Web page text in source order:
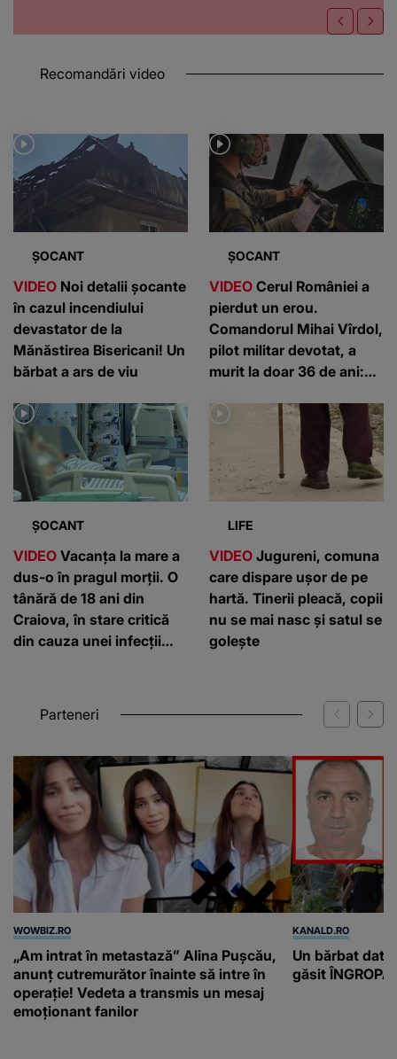
Recomandări video
ȘOCANT
VIDEO Noi detalii șocante
în cazul incendiului
devastator de la
Mănăstirea Bisericani! Un
bărbat a ars de viu
ȘOCANT
VIDEO Cerul României a
pierdut un erou.
Comandorul Mihai Vîrdol,
pilot militar devotat, a
murit la doar 36 de ani:
ȘOCANT
VIDEO Vacanța la mare a
dus-o în pragul morții. O
tânără de 18 ani din
Craiova, în stare critică
din cauza unei infecții
LIFE
VIDEO Jugureni, comuna
care dispare ușor de pe
hartă. Tinerii pleacă, copii
nu se mai nasc și satul se
golește
Parteneri
WOWBIZ.RO
„Am intrat în metastază” Alina Pușcău,
anunț cutremurător înainte să intre în
operație! Vedeta a transmis un mesaj
emoționant fanilor
KANALD.RO
Un bărbat dat
găsit